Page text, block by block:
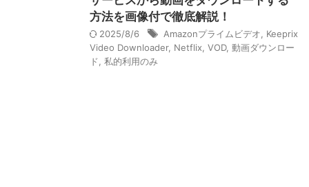
方法を画像付で徹底解説！
2025/8/6 Amazonプライムビデオ
Keeprix
Video Downloader, Netflix VOD, 動画ダウンロー
ド
私的利用のみ